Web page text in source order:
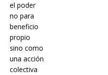
el poder
no para
beneficio
propio
sino como
una acción
colectiva